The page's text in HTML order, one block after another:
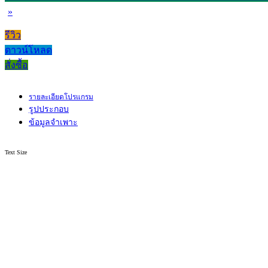
»
รีวิว
ดาวน์โหลด
สั่งซื้อ
รายละเอียดโปรแกรม
รูปประกอบ
ข้อมูลจำเพาะ
Text Size